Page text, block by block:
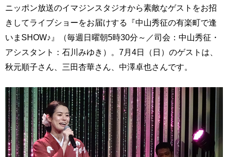
ニッポン放送のイマジンスタジオから素敵なゲストをお招
きしてライブショーをお届けする『中山秀征の有楽町で逢
いまSHOW♪』（毎週日曜朝5時30分～／司会：中山秀征・
アシスタント：石川みゆき）。7月4日（日）のゲストは、
秋元順子さん、三田杏華さん、中澤卓也さんです。